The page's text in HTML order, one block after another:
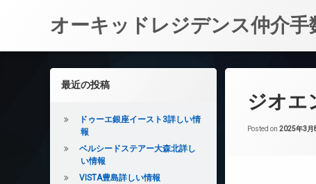
オーキッドレジデンス仲介手
ジオエ
Posted on 2025年3月
左サイドバー
最近の投稿
ドゥーエ銀座イースト3詳しい情
報
ベルシードステアー大森北詳し
い情報
VISTA豊島詳しい情報